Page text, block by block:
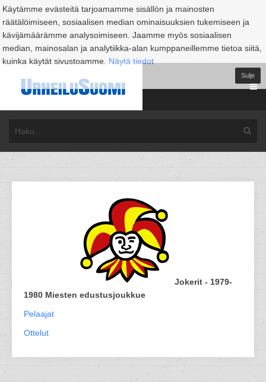
Käytämme evästeitä tarjoamamme sisällön ja mainosten
räätälöimiseen, sosiaalisen median ominaisuuksien tukemiseen ja
kävijämäärämme analysoimiseen. Jaamme myös sosiaalisen
median, mainosalan ja analytiikka-alan kumppaneillemme tietoa siitä,
kuinka käytät sivustoamme. Näytä tiedot
Sulje
Jokerit - 1979-
1980 Miesten edustusjoukkue
Pelaajat
Ottelut